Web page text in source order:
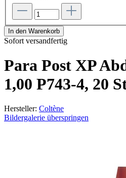
In den Warenkorb
Sofort versandfertig
Para Post XP
1,00 P743-4, 20
Hersteller: Coltène
Bildergalerie überspringen